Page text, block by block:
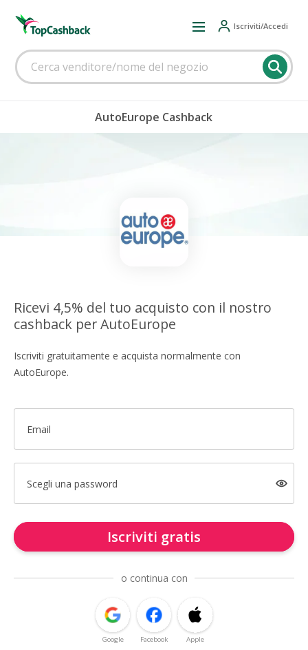
Iscriviti/Accedi
AutoEurope Cashback
Ricevi 4,5% del tuo acquisto con il nostro
cashback per AutoEurope
Iscriviti gratuitamente e acquista normalmente con
AutoEurope.
Email
Scegli una password
Iscriviti gratis
o continua con
Google Facebook Apple